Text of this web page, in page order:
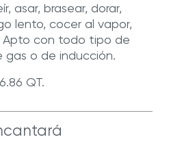
asar, brasear, dorar,
lento, cocer al vapor,
Apto con todo tipo de
gas o de inducción.
QT.